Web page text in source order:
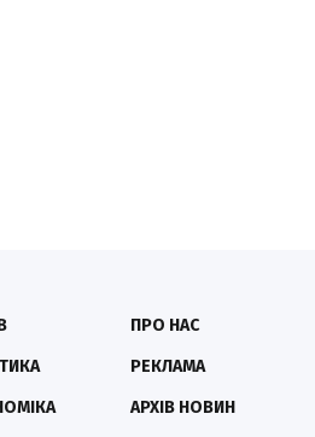
ПРО НАС
РЕКЛАМА
АРХІВ НОВИН